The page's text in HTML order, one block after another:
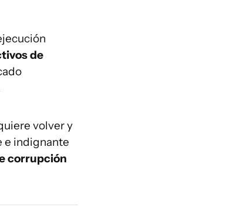
de
volver y
e indignante
corrupción